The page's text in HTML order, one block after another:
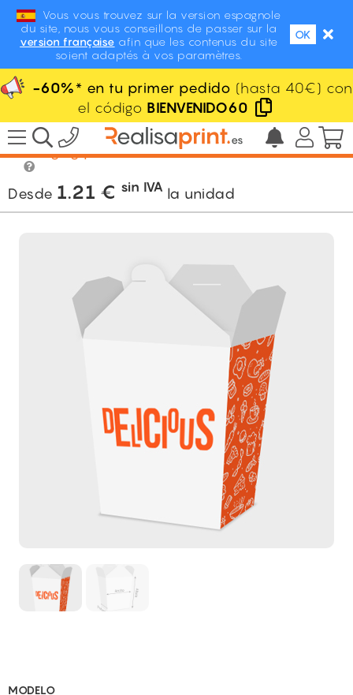
Vous vous trouvez sur la version espagnole
du site, nous vous conseillons de passer sur la
version française afin que les contenus du site
soient adaptés à vos paramètres.
OK
-60%* en tu primer pedido (hasta 40€) con
el código BIENVENIDO60
/ Packaging / Packaging alimentario
/
Packaging pasta
Desde 1.21 € sin IVA la unidad
MODELO